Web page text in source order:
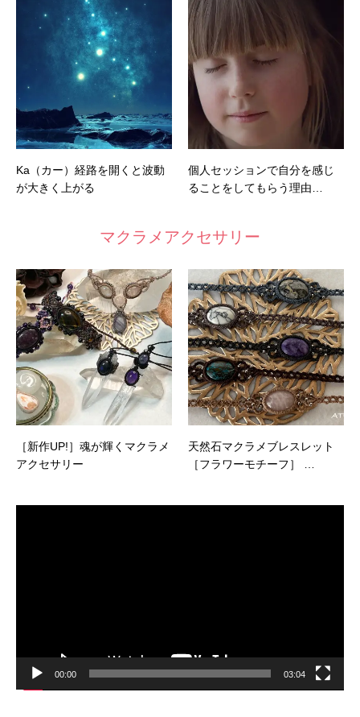
Ka（カー）経路を開くと波動
が大きく上がる
個人セッションで自分を感じ
ることをしてもらう理由…
マクラメアクセサリー
［新作UP!］魂が輝くマクラメ
アクセサリー
天然石マクラメブレスレット
［フラワーモチーフ］ …
動
00:00 03:04